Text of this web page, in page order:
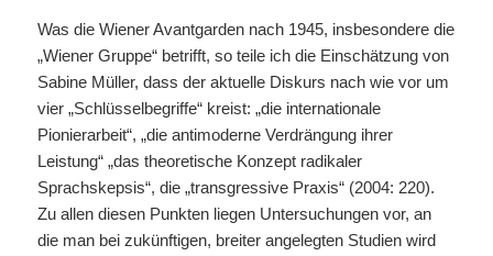
Was die Wiener Avantgarden nach 1945, insbesondere die
„Wiener Gruppe“ betrifft, so teile ich die Einschätzung von
Sabine Müller, dass der aktuelle Diskurs nach wie vor um
vier „Schlüsselbegriffe“ kreist: „die internationale
Pionierarbeit“, „die antimoderne Verdrängung ihrer
Leistung“ „das theoretische Konzept radikaler
Sprachskepsis“, die „transgressive Praxis“ (2004: 220).
Zu allen diesen Punkten liegen Untersuchungen vor, an
die man bei zukünftigen, breiter angelegten Studien wird